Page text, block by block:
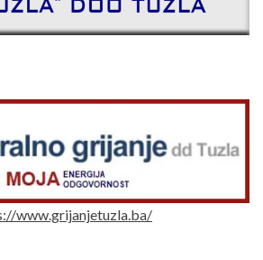
www.grijanjetuzla.ba/